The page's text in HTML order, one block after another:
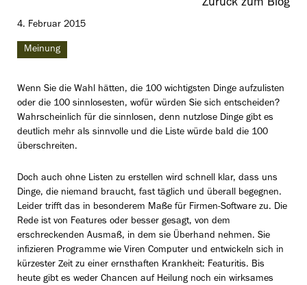
4. Februar 2015
Meinung
Zurück zum Blog
Wenn Sie die Wahl hätten, die 100 wichtigsten Dinge aufzulisten
oder die 100 sinnlosesten, wofür würden Sie sich entscheiden?
Wahrscheinlich für die sinnlosen, denn nutzlose Dinge gibt es
deutlich mehr als sinnvolle und die Liste würde bald die 100
überschreiten.
Doch auch ohne Listen zu erstellen wird schnell klar, dass uns
Dinge, die niemand braucht, fast täglich und überall begegnen.
Leider trifft das in besonderem Maße für Firmen-Software zu. Die
Rede ist von Features oder besser gesagt, von dem
erschreckenden Ausmaß, in dem sie Überhand nehmen. Sie
infizieren Programme wie Viren Computer und entwickeln sich in
kürzester Zeit zu einer ernsthaften Krankheit: Featuritis. Bis
heute gibt es weder Chancen auf Heilung noch ein wirksames